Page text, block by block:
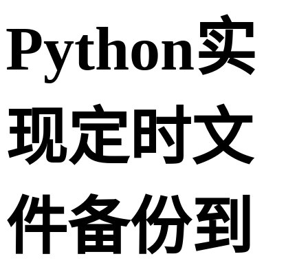
Python实
现定时文
件备份到